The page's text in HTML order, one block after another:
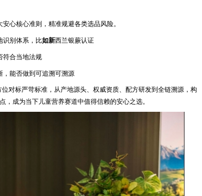
心核心准则，精准规避各类选品风险。
识别体系，比如新西兰银蕨认证
符合当地法规
， 能否做到 可追溯可溯源
对标严苛标准，从产地源头、权威资质、配方研发到全链溯源，构
成为当下儿童营养赛道中值得信赖的安心之选。